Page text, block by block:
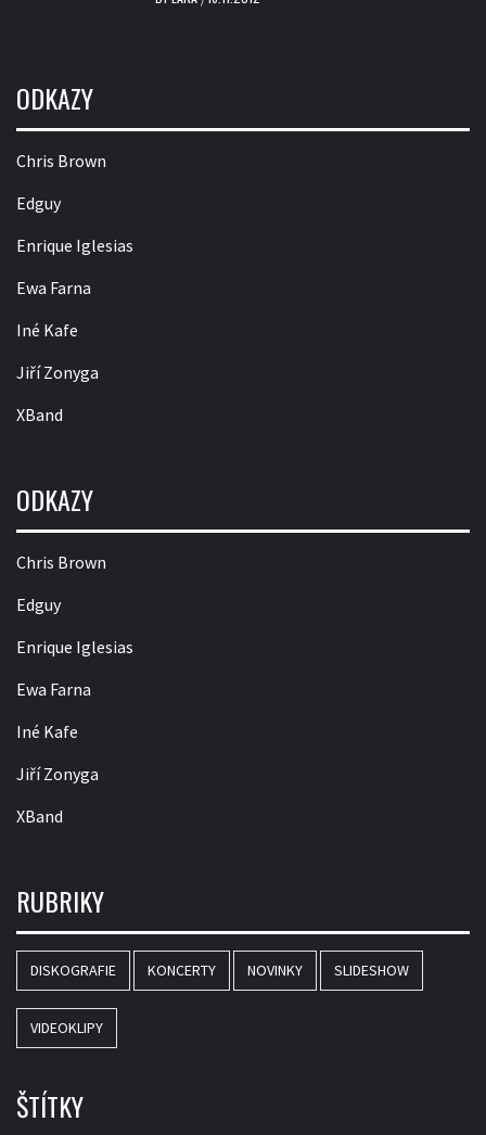
ODKAZY
Chris Brown
Edguy
Enrique Iglesias
Ewa Farna
Iné Kafe
Jiří Zonyga
XBand
ODKAZY
Chris Brown
Edguy
Enrique Iglesias
Ewa Farna
Iné Kafe
Jiří Zonyga
XBand
RUBRIKY
DISKOGRAFIE KONCERTY NOVINKY SLIDESHOW
VIDEOKLIPY
ŠTÍTKY